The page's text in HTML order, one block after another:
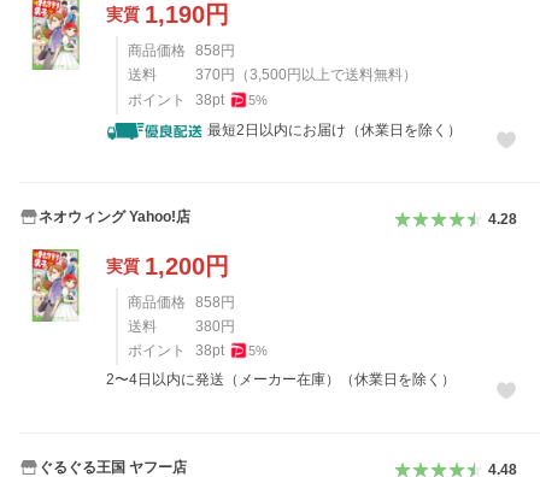
実質 1,190円
商品価格 858 円
送料
370 円 （3,500 円以上で送料無料）
ポイント
38pt 5%
最短2日以内にお届け（休業日を除く）
ネオウィング Yahoo!店 4.28
実質 1,200円
商品価格 858 円
送料
380 円
ポイント
38pt 5%
2〜4日以内に発送（メーカー在庫）（休業日を除く）
ぐるぐる王国 ヤフー店 4.48